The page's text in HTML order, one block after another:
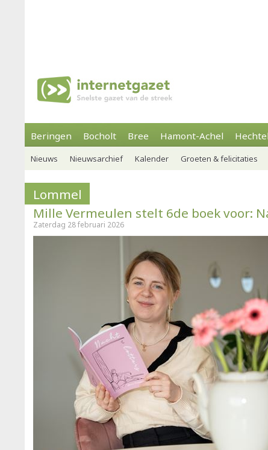
Beringen Bocholt Bree Hamont-Achel
Nieuws Nieuwsarchief Kalender Groeten & felicitaties
Lommel
Mille Vermeulen stelt 6de boek voor:
Zaterdag 28 februari 2026